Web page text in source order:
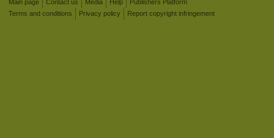
Main page Contact us Media Help
Publishers Platform
Terms and conditions
Privacy policy Report copyright infringement